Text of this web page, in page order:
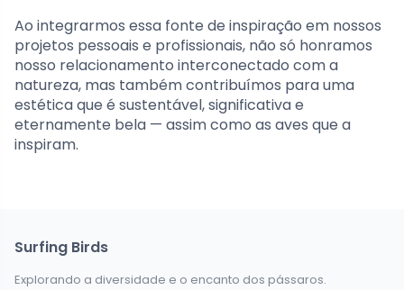
Ao integrarmos essa fonte de inspiração em nossos
projetos pessoais e profissionais, não só honramos
nosso relacionamento interconectado com a
natureza, mas também contribuímos para uma
estética que é sustentável, significativa e
eternamente bela — assim como as aves que a
inspiram.
Surfing Birds
Explorando a diversidade e o encanto dos pássaros.